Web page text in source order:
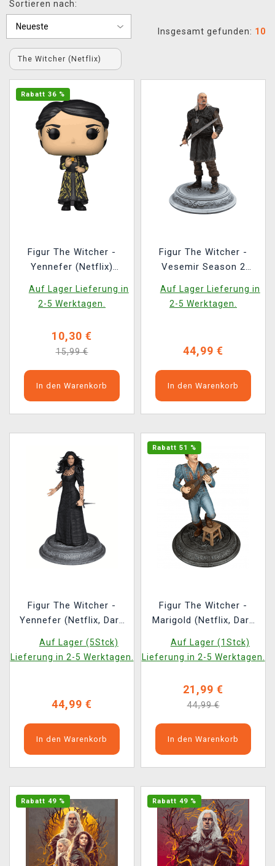
XZONE CLUB
Sortieren nach:
Insgesamt gefunden: 10
The Witcher (Netflix)
Rabatt 36 %
Figur The Witcher -
Yennefer (Netflix)
1318)
Auf Lager Lieferung in
2-5 Werktagen.
10,30 €
15,99 €
In den Warenkorb
Figur The Witcher -
Vesemir Season 2
Auf Lager Lieferung in
2-5 Werktagen.
44,99 €
In den Warenkorb
Figur The Witcher -
Yennefer (Netflix, Dark
Auf Lager (5Stck)
Lieferung in 2-5 Werktagen.
44,99 €
In den Warenkorb
Rabatt 51 %
Figur The Witcher -
Marigold (Netflix, Dark
Auf Lager (1Stck)
Lieferung in 2-5 Werktagen.
21,99 €
44,99 €
In den Warenkorb
Rabatt 49 % Rabatt 49 %